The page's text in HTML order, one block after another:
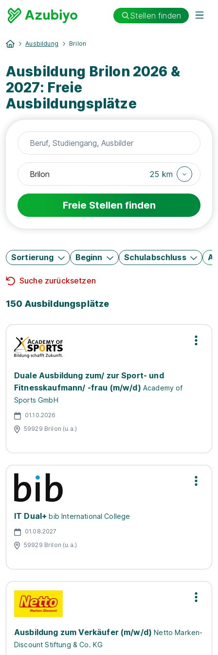
Stellen finden
Ausbildung Brilon
Ausbildung Brilon 2026 &
2027: Freie
Ausbildungsplätze
25 km
Freie Stellen finden
Sortierung Beginn Schulabschluss
Suche zurücksetzen
150 Ausbildungsplätze
Duale Ausbildung zum/ zur Sport- und
Fitnesskaufmann/ -frau (m/w/d) Academy of
Sports GmbH
01.10.2026
59929 Brilon (u.a.)
IT Dual+ bib International College
01.08.2027
59929 Brilon (u.a.)
Ausbildung zum Verkäufer (m/w/d) Netto Marken-
Discount Stiftung & Co. KG